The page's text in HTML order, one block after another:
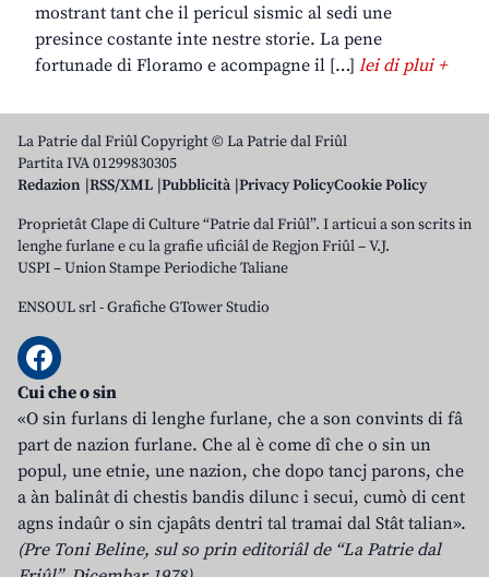
mostrant tant che il pericul sismic al sedi une
presince costante inte nestre storie. La pene
fortunade di Floramo e acompagne il […] lei di plui +
La Patrie dal Friûl Copyright © La Patrie dal Friûl
Partita IVA 01299830305
Redazion RSS/XML Pubblicità Privacy PolicyCookie Policy
Proprietât Clape di Culture “Patrie dal Friûl”. I articui a son scrits in
lenghe furlane e cu la grafie uficiâl de Regjon Friûl – V.J.
USPI – Union Stampe Periodiche Taliane
ENSOUL srl-Grafiche GTower Studio
Cui che o sin
«O sin furlans di lenghe furlane, che a son convints di fâ
part de nazion furlane. Che al è come dî che o sin un
popul, une etnie, une nazion, che dopo tancj parons, che
a àn balinât di chestis bandis dilunc i secui, cumò di cent
agns indaûr o sin cjapâts dentri tal tramai dal Stât talian».
(Pre Toni Beline, sul so prin editoriâl de “La Patrie dal